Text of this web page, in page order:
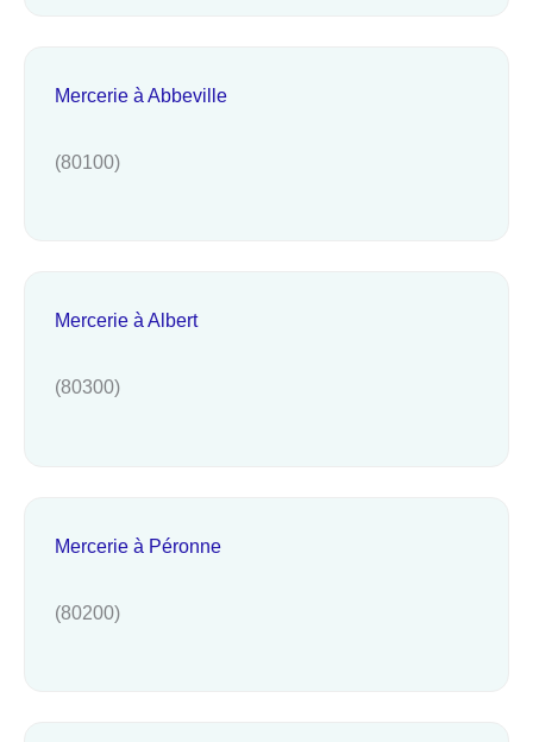
Mercerie à Abbeville
(80100)
Mercerie à Albert
(80300)
Mercerie à Péronne
(80200)